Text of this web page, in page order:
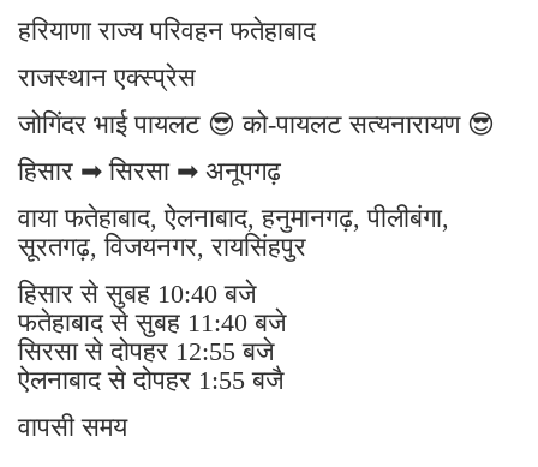
हरियाणा राज्य परिवहन फतेहाबाद
राजस्थान एक्स्प्रेस
जोगिंदर भाई पायलट 😎 को-पायलट सत्यनारायण 😎
हिसार ➡ सिरसा ➡ अनूपगढ़
वाया फतेहाबाद, ऐलनाबाद, हनुमानगढ़, पीलीबंगा,
सूरतगढ़, विजयनगर, रायसिंहपुर
हिसार से सुबह 10:40 बजे
फतेहाबाद से सुबह 11:40 बजे
सिरसा से दोपहर 12:55 बजे
ऐलनाबाद से दोपहर 1:55 बजै
वापसी समय